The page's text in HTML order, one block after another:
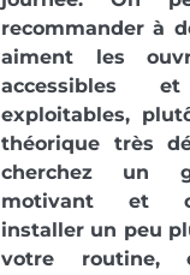
recommander à
aiment les
accessibles
exploitables,
théorique très
cherchez un
motivant et
installer un peu
votre